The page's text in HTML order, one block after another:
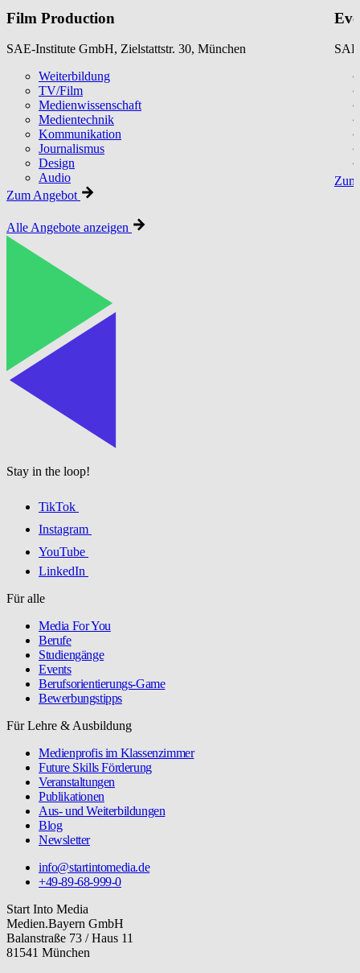
Film Production
SAE-Institute GmbH, Zielstattstr. 30, München
Weiterbildung
TV/Film
Medienwissenschaft
Medientechnik
Kommunikation
Journalismus
Design
Audio
Zum Angebot
Alle Angebote anzeigen
Stay in the loop!
TikTok
Instagram
YouTube
LinkedIn
Für alle
Media For You
Berufe
Studiengänge
Events
Berufsorientierungs-Game
Bewerbungstipps
Für Lehre & Ausbildung
Medienprofis im Klassenzimmer
Future Skills Förderung
Veranstaltungen
Publikationen
Aus- und Weiterbildungen
Blog
Newsletter
info@startintomedia.de
+49-89-68-999-0
Start Into Media
Medien.Bayern GmbH
Balanstraße 73 / Haus 11
81541 München